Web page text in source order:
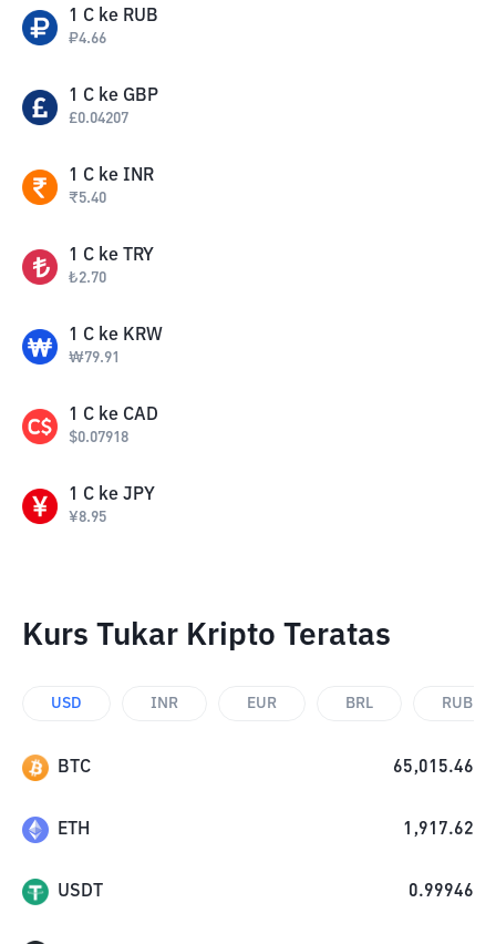
1 C ke RUB
₽4.66
1 C ke GBP
£0.04207
1 C ke INR
₹5.40
1 C ke TRY
₺2.70
1 C ke KRW
₩79.91
1 C ke CAD
$0.07918
1 C ke JPY
¥8.95
Kurs Tukar Kripto Teratas
USD INR EUR BRL RUB
BTC 65,015.46
ETH 1,917.62
USDT 0.99946